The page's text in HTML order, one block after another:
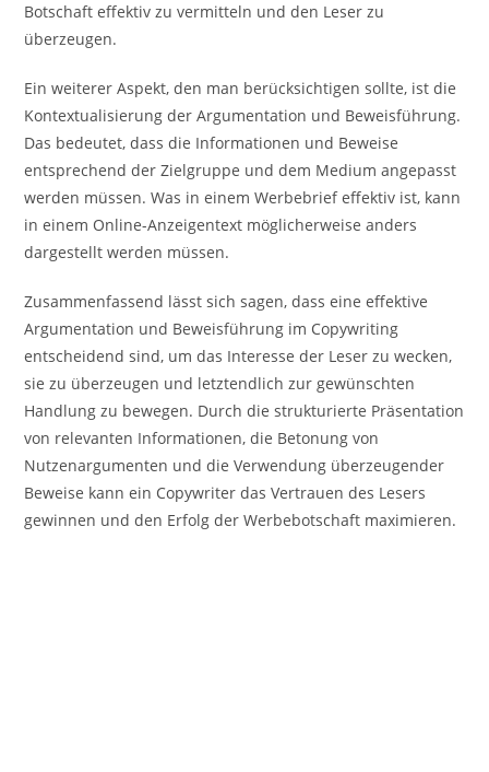
Botschaft effektiv zu vermitteln und den Leser zu
überzeugen.
Ein weiterer Aspekt, den man berücksichtigen sollte, ist die
Kontextualisierung der Argumentation und Beweisführung.
Das bedeutet, dass die Informationen und Beweise
entsprechend der Zielgruppe und dem Medium angepasst
werden müssen. Was in einem Werbebrief effektiv ist, kann
in einem Online-Anzeigentext möglicherweise anders
dargestellt werden müssen.
Zusammenfassend lässt sich sagen, dass eine effektive
Argumentation und Beweisführung im Copywriting
entscheidend sind, um das Interesse der Leser zu wecken,
sie zu überzeugen und letztendlich zur gewünschten
Handlung zu bewegen. Durch die strukturierte Präsentation
von relevanten Informationen, die Betonung von
Nutzenargumenten und die Verwendung überzeugender
Beweise kann ein Copywriter das Vertrauen des Lesers
gewinnen und den Erfolg der Werbebotschaft maximieren.